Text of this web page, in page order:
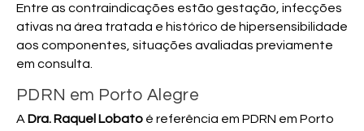
Entre as contraindicações estão gestação, infecções
ativas na área tratada e histórico de hipersensibilidade
aos componentes, situações avaliadas previamente
em consulta.
PDRN em Porto Alegre
A Dra. Raquel Lobato é referência em PDRN em Porto